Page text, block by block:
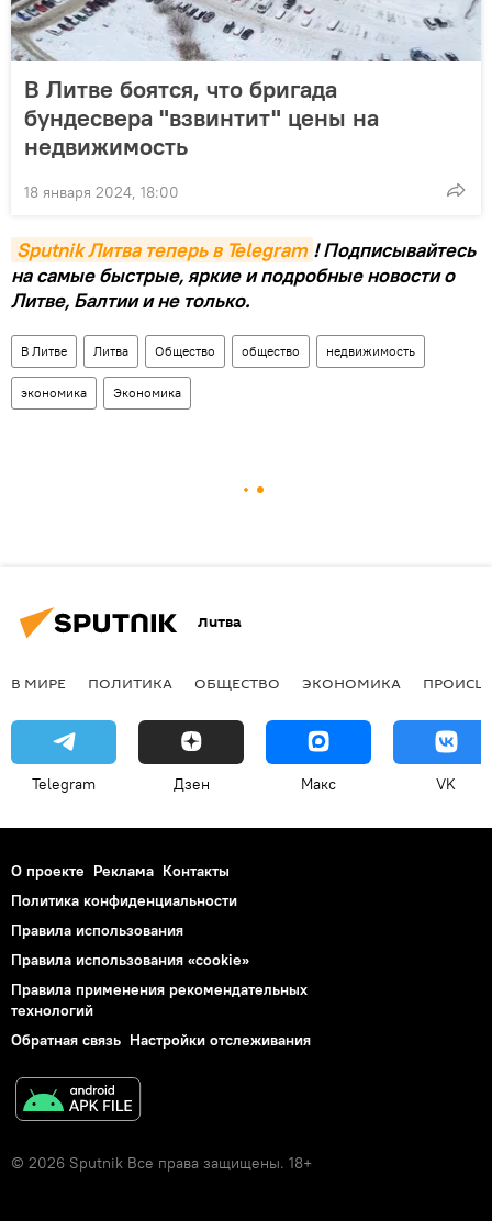
В Литве боятся, что бригада
бундесвера "взвинтит" цены на
недвижимость
18 января 2024, 18:00
Sputnik Литва теперь в Telegram ! Подписывайтесь
на самые быстрые, яркие и подробные новости о
Литве, Балтии и не только.
В Литве Литва Общество общество недвижимость
экономика Экономика
Литва
В МИРЕ ПОЛИТИКА ОБЩЕСТВО ЭКОНОМИКА
Telegram Дзен Макс VK
О проекте Реклама Контакты
Политика конфиденциальности
Правила использования
Правила использования «cookie»
Правила применения рекомендательных
технологий
Обратная связь Настройки отслеживания
© 2026 Sputnik Все права защищены. 18+